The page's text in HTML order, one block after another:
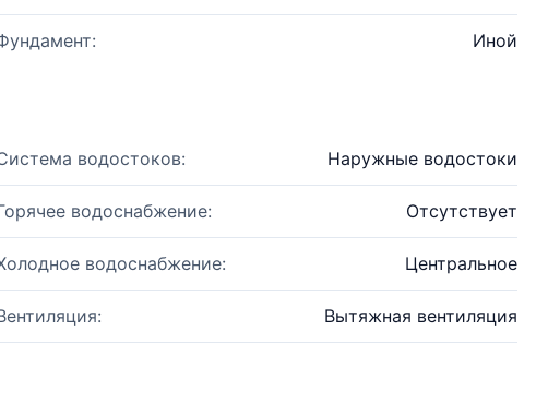
Иной
водостоков: Наружные водостоки
водоснабжение: Отсутствует
водоснабжение: Центральное
Вытяжная вентиляция